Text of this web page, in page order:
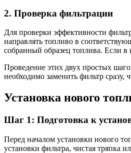
2. Проверка фильтрации
Для проверки эффективности
направлять топливо в
собранный образец топлива. Если в
Проведение этих двух простых
необходимо заменить фильтр
Установка нового
Шаг 1: Подготовка к
Перед началом установки нового
установки фильтра, чистая тряпка